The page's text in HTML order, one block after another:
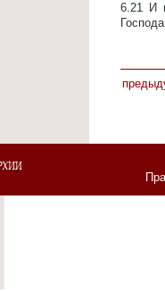
6.21 И